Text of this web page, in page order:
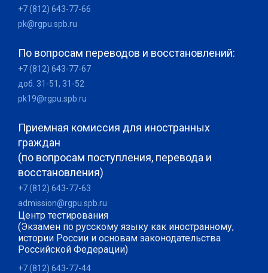
+7 (812) 643-77-66
pk@rgpu.spb.ru
По вопросам переводов и восстановлений:
+7 (812) 643-77-67
доб. 31-51, 31-52
pk19@rgpu.spb.ru
Приемная комиссия для иностранных
граждан
(по вопросам поступления, перевода и
восстановления)
+7 (812) 643-77-63
admission@rgpu.spb.ru
Центр тестирования
(Экзамен по русскому языку как иностранному,
истории России и основам законодательства
Российской Федерации)
+7 (812) 643-77-44